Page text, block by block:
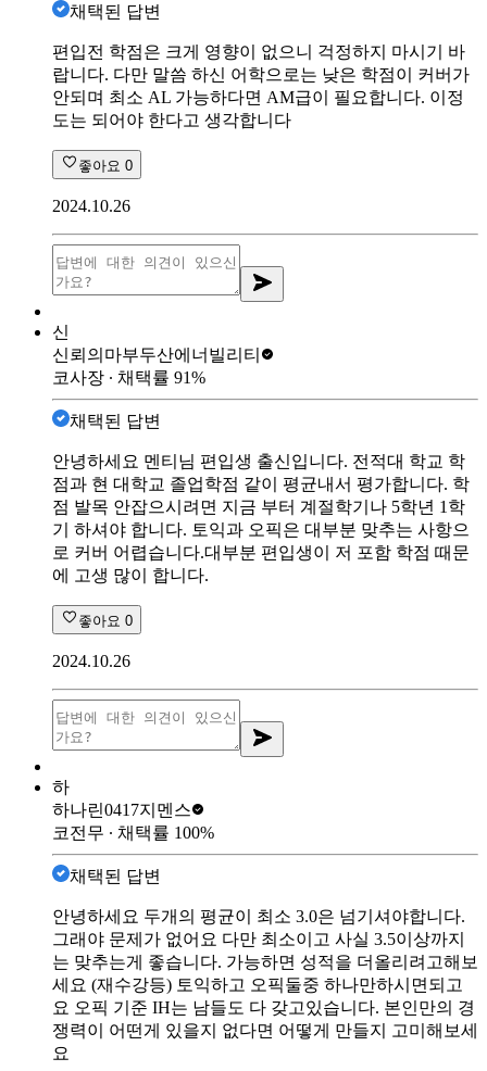
채택된 답변
편입전 학점은 크게 영향이 없으니 걱정하지 마시기 바
랍니다. 다만 말씀 하신 어학으로는 낮은 학점이 커버가
안되며 최소 AL 가능하다면 AM급이 필요합니다. 이정
도는 되어야 한다고 생각합니다
좋아요 0
2024.10.26
신
신뢰의마부두산에너빌리티
코사장 ∙ 채택률 91%
채택된 답변
안녕하세요 멘티님 편입생 출신입니다. 전적대 학교 학
점과 현 대학교 졸업학점 같이 평균내서 평가합니다. 학
점 발목 안잡으시려면 지금 부터 계절학기나 5학년 1학
기 하셔야 합니다. 토익과 오픽은 대부분 맞추는 사항으
로 커버 어렵습니다.대부분 편입생이 저 포함 학점 때문
에 고생 많이 합니다.
좋아요 0
2024.10.26
하
하나린0417지멘스
코전무 ∙ 채택률 100%
채택된 답변
안녕하세요 두개의 평균이 최소 3.0은 넘기셔야합니다.
그래야 문제가 없어요 다만 최소이고 사실 3.5이상까지
는 맞추는게 좋습니다. 가능하면 성적을 더올리려고해보
세요 (재수강등) 토익하고 오픽둘중 하나만하시면되고
요 오픽 기준 IH는 남들도 다 갖고있습니다. 본인만의 경
쟁력이 어떤게 있을지 없다면 어떻게 만들지 고미해보세
요